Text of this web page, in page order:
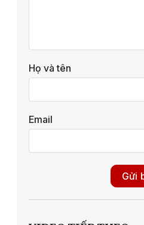
Họ và tên
Email